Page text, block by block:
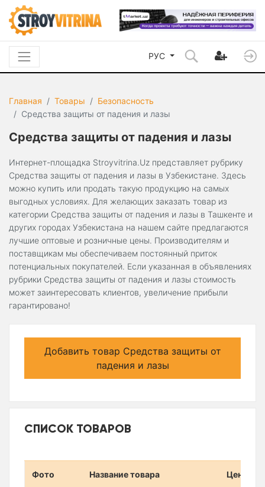
РУС
Главная Товары
Безопасность
Средства защиты от падения и лазы
Средства защиты от падения и лазы
Интернет-площадка Stroyvitrina.Uz представляет рубрику
Средства защиты от падения и лазы в Узбекистане. Здесь
можно купить или продать такую продукцию на самых
выгодных условиях. Для желающих заказать товар из
категории Средства защиты от падения и лазы в Ташкенте и
других городах Узбекистана на нашем сайте предлагаются
лучшие оптовые и розничные цены. Производителям и
поставщикам мы обеспечиваем постоянный приток
потенциальных покупателей. Если указанная в объявлениях
рубрики Средства защиты от падения и лазы стоимость
может заинтересовать клиентов, увеличение прибыли
гарантировано!
Добавить товар Средства защиты от
падения и лазы
СПИСОК ТОВАРОВ
Фото Название товара Цена